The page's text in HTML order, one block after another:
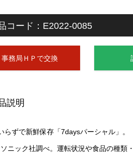
コード：E2022-0085
事務局ＨＰで交換
説明
らずで新鮮保存「7daysパーシャル」。
ニック社調べ。運転状況や食品の種類・